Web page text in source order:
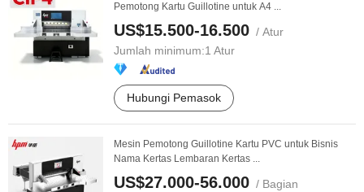
Pemotong Kartu Guillotine untuk A4 ...
US$15.500-16.500 / Atur
Jumlah minimum:1 Atur
Hubungi Pemasok
Mesin Pemotong Guillotine Kartu PVC untuk Bisnis
Nama Kertas Lembaran Kertas ...
US$27.000-56.000 / Bagian